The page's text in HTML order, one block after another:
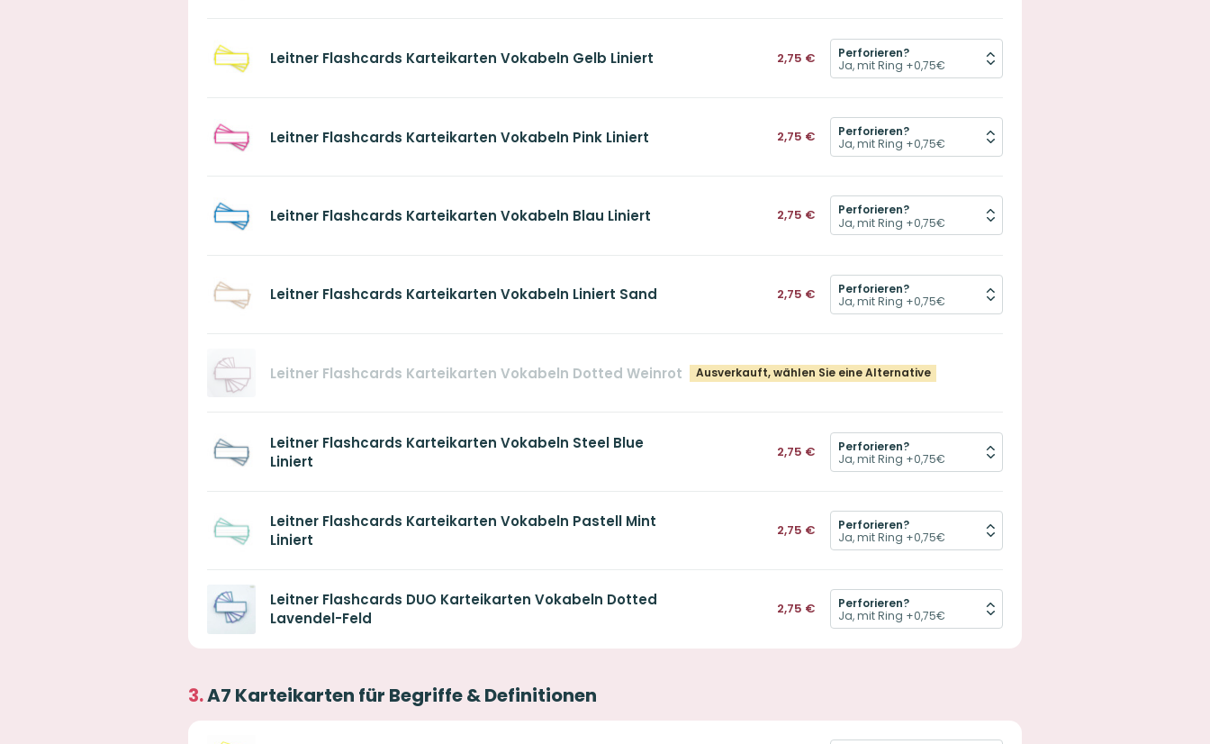
Leitner Flashcards Karteikarten Vokabeln Gelb Liniert 2,75 € Perforieren?
Leitner Flashcards Karteikarten Vokabeln Pink Liniert 2,75 € Perforieren?
Leitner Flashcards Karteikarten Vokabeln Blau Liniert 2,75 € Perforieren?
Leitner Flashcards Karteikarten Vokabeln Liniert Sand 2,75 € Perforieren?
Leitner Flashcards Karteikarten Vokabeln Dotted Weinrot Ausverkauft, wählen Sie eine Alternative
Leitner Flashcards Karteikarten Vokabeln Steel Blue
Liniert
2,75 € Perforieren?
Leitner Flashcards Karteikarten Vokabeln Pastell Mint
Liniert
2,75 € Perforieren?
Leitner Flashcards DUO Karteikarten Vokabeln Dotted
Lavendel-Feld
2,75 € Perforieren?
A7 Karteikarten für Begriffe & Definitionen